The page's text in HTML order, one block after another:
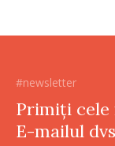
#newsletter
Primiți
E-mailul